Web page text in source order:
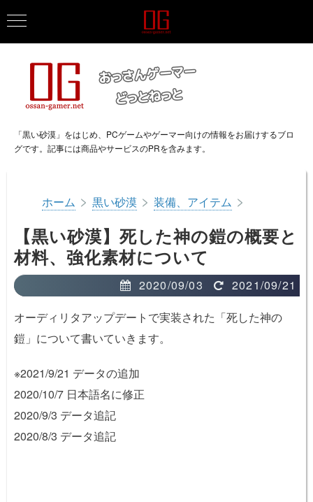
「黒い砂漠」をはじめ、PCゲームやゲーマー向けの情報をお届けするブロ
グです。記事には商品やサービスのPRを含みます。
ホーム > 黒い砂漠 > 装備、アイテム >
【黒い砂漠】死した神の鎧の概要と
材料、強化素材について
2020/09/03
2021/09/21
オーディリタアップデートで実装された「死した神の
鎧」について書いていきます。
※2021/9/21 データの追加
2020/10/7 日本語名に修正
2020/9/3 データ追記
2020/8/3 データ追記